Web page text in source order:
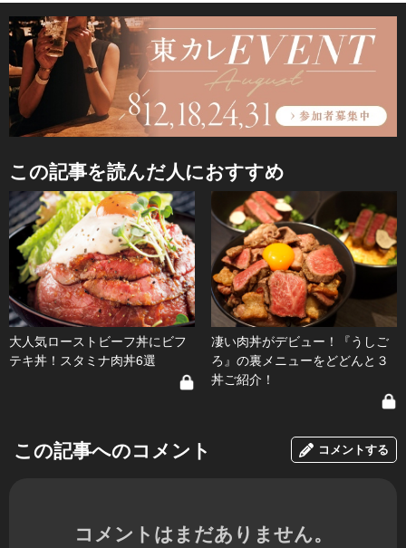
この記事を読んだ人におすすめ
大人気ローストビーフ丼にビフ
テキ丼！スタミナ肉丼6選
凄い肉丼がデビュー！『うしご
ろ』の裏メニューをどどんと３
丼ご紹介！
この記事へのコメント コメントする
コメントはまだありません。